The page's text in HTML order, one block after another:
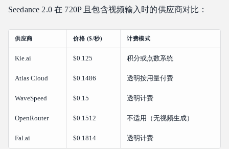
Seedance 2.0 在 720P 且包含视频输入时的供应商对比：
供应商 价格 ($/秒) 计费模式
Kie.ai $0.125 积分或点数系统
Atlas Cloud $0.1486 透明按用量付费
WaveSpeed $0.15 透明计费
OpenRouter $0.1512 不适用（无视频生成）
Fal.ai $0.1814 透明计费